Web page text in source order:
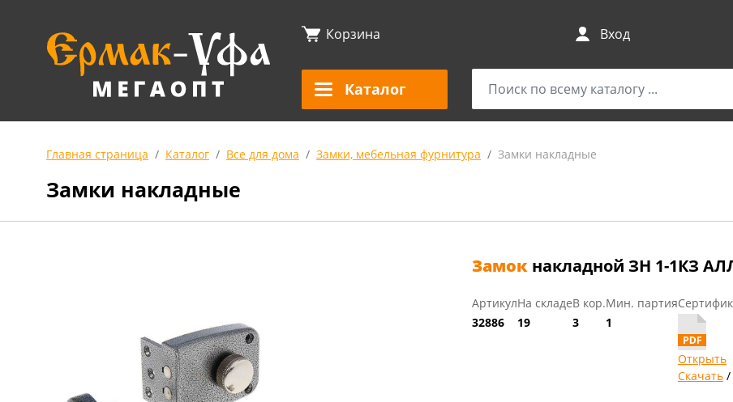
Корзина Вход
Каталог
Главная страница Каталог Все для дома Замки, мебельная фурнитура Замки накладные
Замки накладные
Замок накладной ЗН 1-1КЗ
Артикул
32886
На складе
19
В кор.
3
Мин. партия
1
Открыть
Скачать/